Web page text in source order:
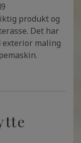
produkt og
Det har
maling